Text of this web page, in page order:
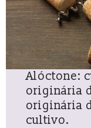
Alóctone:
originária
originária
cultivo.